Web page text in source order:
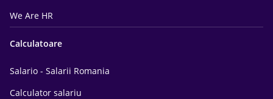
We Are HR
Calculatoare
Salario - Salarii Romania
Calculator salariu